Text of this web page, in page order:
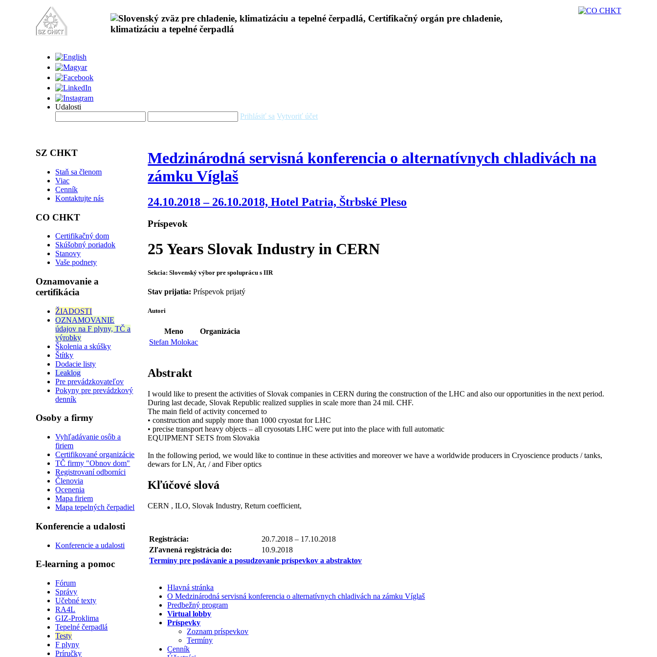
Udalosti
Prihlásiť sa Vytvoriť účet
SZ CHKT
Staň sa členom
Viac
Cenník
Kontaktujte nás
CO CHKT
Certifikačný dom
Skúšobný poriadok
Stanovy
Vaše podnety
Oznamovanie a
certifikácia
ŽIADOSTI
OZNAMOVANIE
údajov na F plyny, TČ a
výrobky
Školenia a skúšky
Štítky
Dodacie listy
Leaklog
Pre prevádzkovateľov
Pokyny pre prevádzkový
denník
Osoby a firmy
Vyhľadávanie osôb a
firiem
Certifikované organizácie
TČ firmy "Obnov dom"
Registrovaní odborníci
Členovia
Ocenenia
Mapa firiem
Mapa tepelných čerpadiel
Konferencie a udalosti
Konferencie a udalosti
E-learning a pomoc
Fórum
Správy
Učebné texty
RA4L
GIZ-Proklima
Tepelné čerpadlá
Testy
F plyny
Príručky
Medzinárodná servisná konferencia o alternatívnych chladivách na
zámku Víglaš
24.10.2018 – 26.10.2018, Hotel Patria, Štrbské Pleso
Príspevok
25 Years Slovak Industry in CERN
Sekcia: Slovenský výbor pre spoluprácu s IIR
Stav prijatia: Príspevok prijatý
Autori
Meno
Organizácia
Stefan Molokac
Abstrakt
I would like to present the activities of Slovak companies in CERN during the construction of the LHC and also our opportunities in the next period.
During last decade, Slovak Republic realized supplies in scale more than 24 mil. CHF.
The main field of activity concerned to
• construction and supply more than 1000 cryostat for LHC
• precise transport heavy objects – all cryosotats LHC were put into the place with full automatic
EQUIPMENT SETS from Slovakia
In the following period, we would like to continue in these activities and moreover we have a worldwide producers in Cryoscience products / tanks,
dewars for LN, Ar, / and Fiber optics
Kľúčové slová
CERN , ILO, Slovak Industry, Return coefficient,
Registrácia:
20.7.2018 – 17.10.2018
Zľavnená registrácia do:
10.9.2018
Termíny pre podávanie a posudzovanie príspevkov a abstraktov
Hlavná stránka
O Medzinárodná servisná konferencia o alternatívnych chladivách na zámku Víglaš
Predbežný program
Virtual lobby
Príspevky
Zoznam príspevkov
Termíny
Cenník